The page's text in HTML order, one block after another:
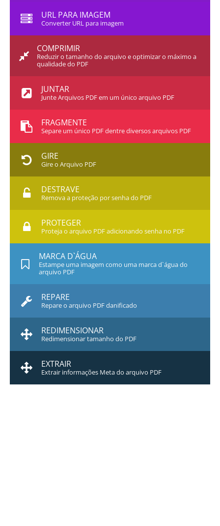
URL PARA IMAGEM
Converter URL para imagem
COMPRIMIR
Reduzir o tamanho do arquivo e optimizar o máximo a
qualidade do PDF
JUNTAR
Junte Arquivos PDF em um único arquivo PDF
FRAGMENTE
Separe um único PDF dentre diversos arquivos PDF
GIRE
Gire o Arquivo PDF
DESTRAVE
Remova a proteção por senha do PDF
PROTEGER
Proteja o arquivo PDF adicionando senha no PDF
MARCA D`ÁGUA
Estampe uma imagem como uma marca d`água do
arquivo PDF
REPARE
Repare o arquivo PDF danificado
REDIMENSIONAR
Redimensionar tamanho do PDF
EXTRAIR
Extrair informações Meta do arquivo PDF